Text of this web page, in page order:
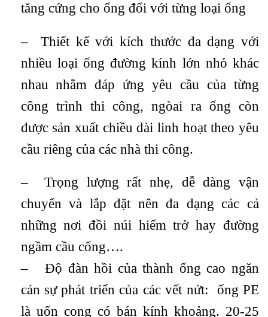
tăng cứng cho ống đối với từng loại ống
– Thiết kế với kích thước đa dạng với
nhiều loại ống đường kính lớn nhỏ khác
nhau nhằm đáp ứng yêu cầu của từng
công trình thi công, ngòai ra ống còn
được sản xuất chiều dài linh hoạt theo yêu
cầu riêng của các nhà thi công.
– Trọng lượng rất nhẹ, dễ dàng vận
chuyển và lắp đặt nên đa dạng các cả
những nơi đồi núi hiểm trở hay đường
ngầm cầu cống….
– Độ đàn hồi của thành ống cao ngăn
cản sự phát triển của các vết nứt: ống PE
là uốn cong có bán kính khoảng. 20-25